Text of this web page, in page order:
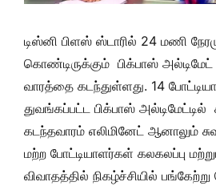
டிஸ்னி பிளஸ் ஸ்டாரில் 24 மணி
கொண்டிருக்கும் பிக்பாஸ்
வாரத்தை கடந்துள்ளது. 14
துவங்கப்பட்ட பிக்பாஸ் அல்டிமேட்டில்
கடந்தவாரம் எலிமினேட் ஆனாலும்
மற்ற போட்டியாளர்கள் கலகலப்பு
விவாதத்தில் நிகழ்ச்சியில்